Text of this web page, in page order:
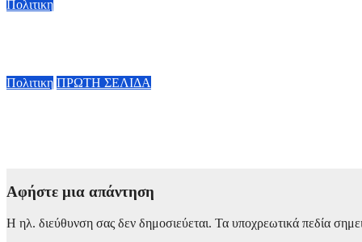
Πολιτικη
Πολιτικη ΠΡΩΤΗ ΣΕΛΙΔΑ
Αφήστε μια απάντηση
Η ηλ. διεύθυνση σας δεν δημοσιεύεται. Τα υποχρεωτικά πεδία